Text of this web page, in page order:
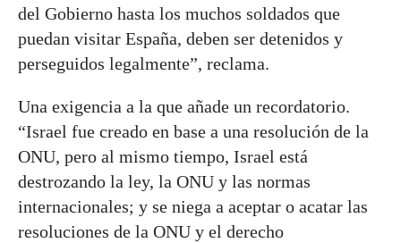
del Gobierno hasta los muchos soldados que
puedan visitar España, deben ser detenidos y
perseguidos legalmente”, reclama.
Una exigencia a la que añade un recordatorio.
“Israel fue creado en base a una resolución de la
ONU, pero al mismo tiempo, Israel está
destrozando la ley, la ONU y las normas
internacionales; y se niega a aceptar o acatar las
resoluciones de la ONU y el derecho